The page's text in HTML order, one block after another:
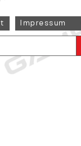
Impressum